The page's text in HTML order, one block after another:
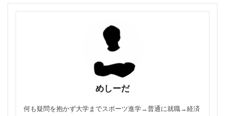
めしーだ
何も疑問を抱かず大学までスポーツ進学→普通に就職→経済